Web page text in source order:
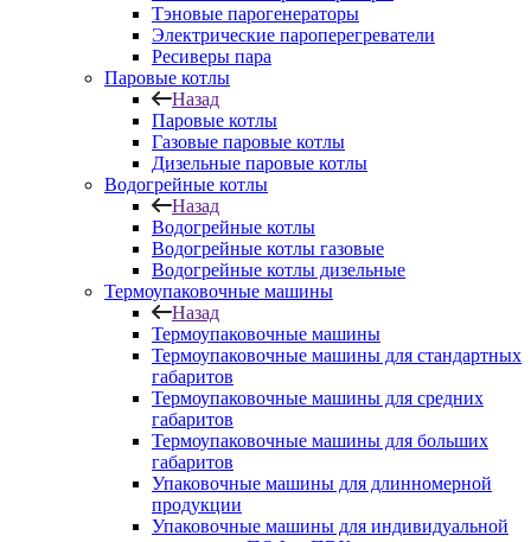
Тэновые парогенераторы
Электрические пароперегреватели
Ресиверы пара
Паровые котлы
Назад
Паровые котлы
Газовые паровые котлы
Дизельные паровые котлы
Водогрейные котлы
Назад
Водогрейные котлы
Водогрейные котлы газовые
Водогрейные котлы дизельные
Термоупаковочные машины
Назад
Термоупаковочные машины
Термоупаковочные машины для стандартных
габаритов
Термоупаковочные машины для средних
габаритов
Термоупаковочные машины для больших
габаритов
Упаковочные машины для длинномерной
продукции
Упаковочные машины для индивидуальной